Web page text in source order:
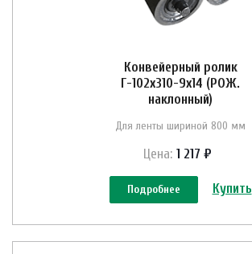
Конвейерный ролик
Г-102х310-9х14 (РОЖ.
наклонный)
Для ленты шириной 800 мм
Цена: 1 217 ₽
Подробнее Купить